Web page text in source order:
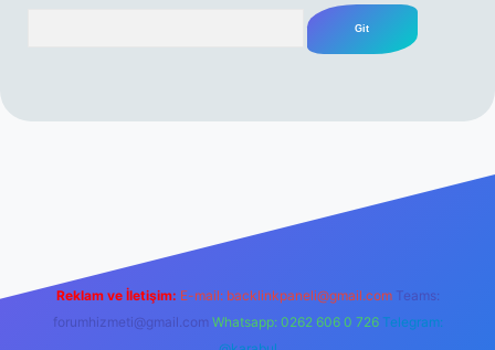
Reklam ve İletişim: E-mail: backlinkpaneli@gmail.com Teams:
forumhizmeti@gmail.com Whatsapp: 0262 606 0 726 Telegram: